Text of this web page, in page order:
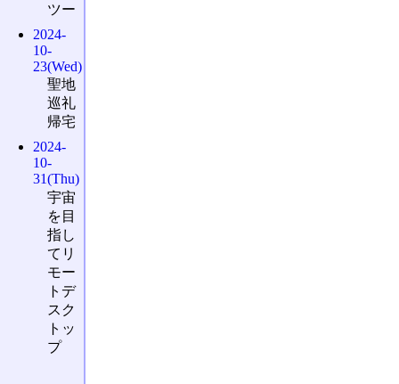
ツー
2024-
10-
23(Wed)
聖地
巡礼
帰宅
2024-
10-
31(Thu)
宇宙
を目
指し
てリ
モー
トデ
スク
トッ
プ